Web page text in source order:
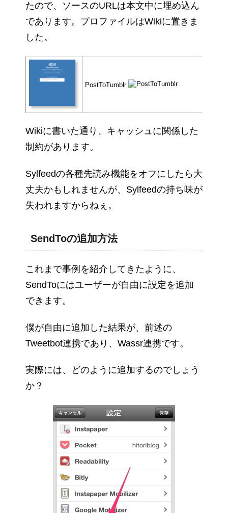
たので、ソースのURLは本文中に埋め込ん
であります。プロファイルはWikiに置きま
した。
PostToTumblr
Wikiに書いた通り、キャッシュに関係した
制約があります。
Sylfeedの各種先読み機能をオフにしたら大
丈夫かもしれませんが、Sylfeedの持ち味が
失われますからねぇ。
SendToの追加方法
これまで事例を紹介してきたように、
SendToにはユーザーが自由に設定を追加
できます。
僕が自由に追加した結果が、前述の
Tweetbot連携であり、Wassr連携です。
実際には、どのように追加するのでしょう
か？